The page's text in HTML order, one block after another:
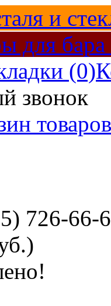
и
для бара
(0)
звонок
726-66-